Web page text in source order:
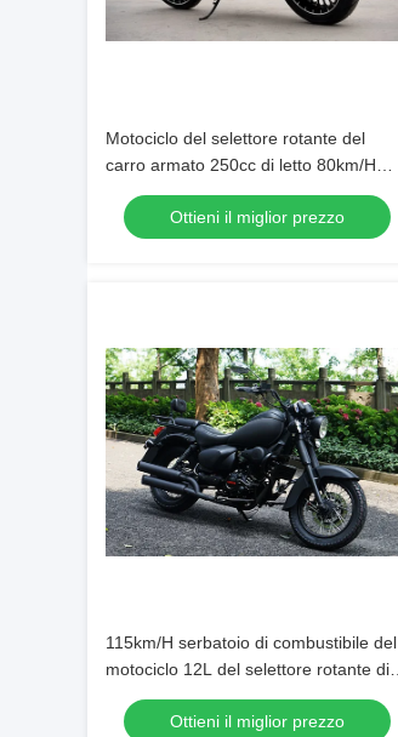
Motociclo del selettore rotante del
carro armato 250cc di letto 80km/H
Ottieni il miglior prezzo
115km/H serbatoio di combustibile del
motociclo 12L del selettore rotante di
velocità massima 250cc per il sentiero
forestaleOttieni il miglior prezzo